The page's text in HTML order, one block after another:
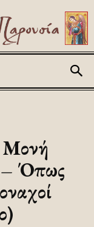
Μονή
– Όπως